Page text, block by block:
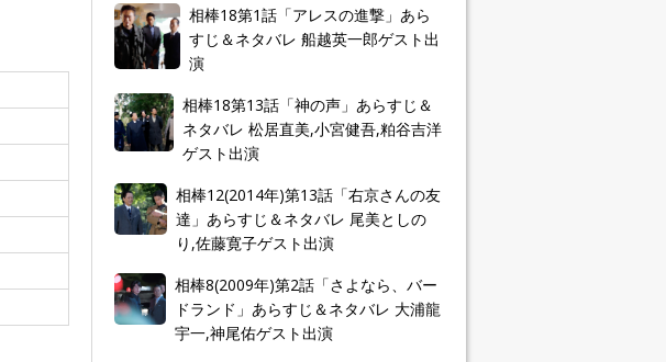
相棒18第1話「アレスの進撃」あら
すじ＆ネタバレ 船越英一郎ゲスト出
演
相棒18第13話「神の声」あらすじ＆
ネタバレ 松居直美,小宮健吾,粕谷吉洋
ゲスト出演
相棒12(2014年)第13話「右京さんの友
達」あらすじ＆ネタバレ 尾美としの
り,佐藤寛子ゲスト出演
相棒8(2009年)第2話「さよなら、バー
ドランド」あらすじ＆ネタバレ 大浦龍
宇一,神尾佑ゲスト出演